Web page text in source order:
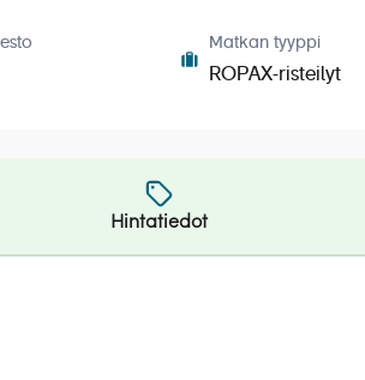
Matkan tyyppi
ROPAX-risteilyt
Hintatiedot